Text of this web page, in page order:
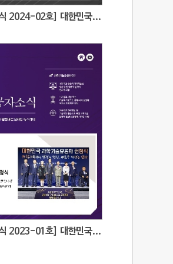
[과학기술유공자소식 2024-02호] 대한민국의 번영을 이끈 과학기술유공자 6인 신규 지정
[과학기술유공자소식 2023-01호] 대한민국 과학기술유공자 헌정